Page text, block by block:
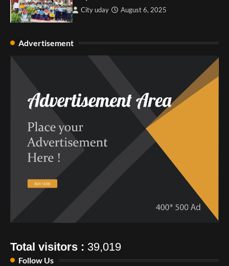
City uday August 6, 2025
Advertisement
Total visitors : 39,019
Follow Us